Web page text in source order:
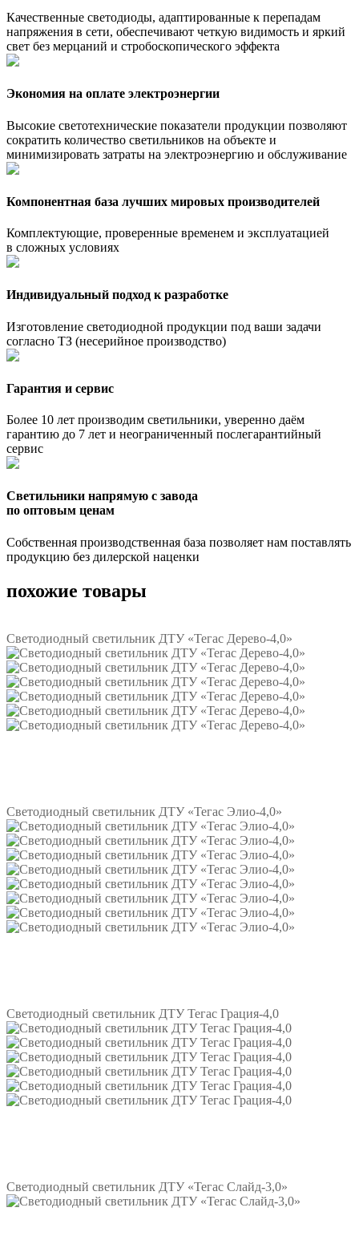
Качественные светодиоды, адаптированные к перепадам
напряжения в сети, обеспечивают четкую видимость и яркий
свет без мерцаний и стробоскопического эффекта
Экономия на оплате электроэнергии
Высокие светотехнические показатели продукции позволяют
сократить количество светильников на объекте и
минимизировать затраты на электроэнергию и обслуживание
Компонентная база лучших мировых производителей
Комплектующие, проверенные временем и эксплуатацией
в сложных условиях
Индивидуальный подход к разработке
Изготовление светодиодной продукции под ваши задачи
согласно ТЗ (несерийное производство)
Гарантия и сервис
Более 10 лет производим светильники, уверенно даём
гарантию до 7 лет и неограниченный послегарантийный
сервис
Светильники напрямую с завода
по оптовым ценам
Собственная производственная база позволяет нам поставлять
продукцию без дилерской наценки
похожие товары
Светодиодный светильник ДТУ «Тегас Дерево-4,0»
Светодиодный светильник ДТУ «Тегас Элио-4,0»
Светодиодный светильник ДТУ Тегас Грация-4,0
Светодиодный светильник ДТУ «Тегас Слайд-3,0»